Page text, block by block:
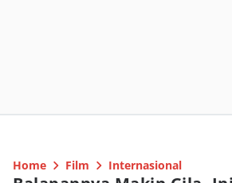
Home Film Internasional